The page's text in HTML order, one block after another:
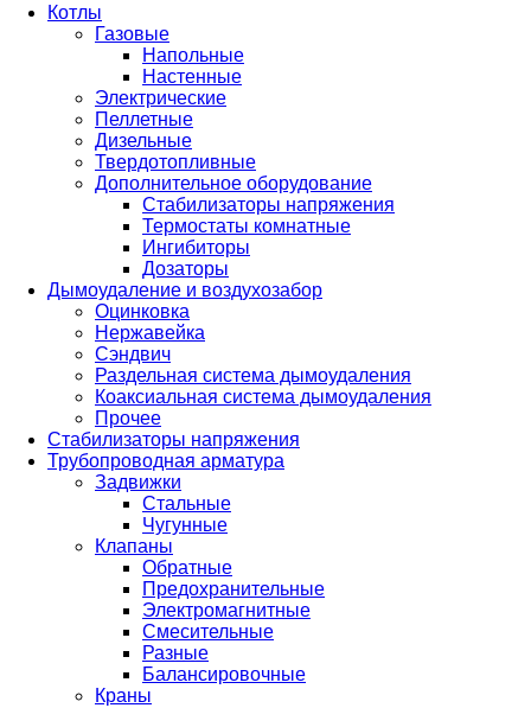
Котлы
Газовые
Напольные
Настенные
Электрические
Пеллетные
Дизельные
Твердотопливные
Дополнительное оборудование
Стабилизаторы напряжения
Термостаты комнатные
Ингибиторы
Дозаторы
Дымоудаление и воздухозабор
Оцинковка
Нержавейка
Сэндвич
Раздельная система дымоудаления
Коаксиальная система дымоудаления
Прочее
Стабилизаторы напряжения
Трубопроводная арматура
Задвижки
Стальные
Чугунные
Клапаны
Обратные
Предохранительные
Электромагнитные
Смесительные
Разные
Балансировочные
Краны